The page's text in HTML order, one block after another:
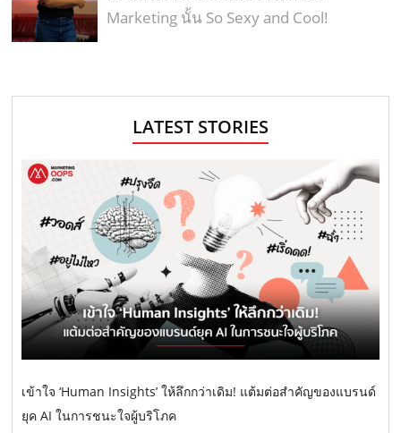
Marketing นั้น So Sexy and Cool!
LATEST STORIES
เข้าใจ ‘Human Insights’ ให้ลึกกว่าเดิม! แต้มต่อสำคัญของแบรนด์
ยุค AI ในการชนะใจผู้บริโภค